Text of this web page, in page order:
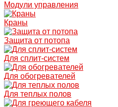
Модули управления
Краны
Защита от потопа
Для сплит-систем
Для обогревателей
Для теплых полов